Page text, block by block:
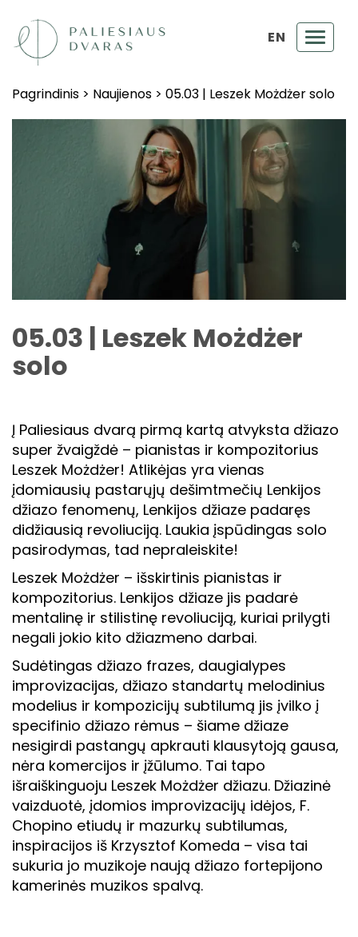
EN
Pagrindinis > Naujienos > 05.03 | Leszek Możdżer solo
05.03 | Leszek Możdżer
solo
Į Paliesiaus dvarą pirmą kartą atvyksta džiazo
super žvaigždė – pianistas ir kompozitorius
Leszek Możdżer! Atlikėjas yra vienas
įdomiausių pastarųjų dešimtmečių Lenkijos
džiazo fenomenų, Lenkijos džiaze padaręs
didžiausią revoliuciją. Laukia įspūdingas solo
pasirodymas, tad nepraleiskite!
Leszek Możdżer – išskirtinis pianistas ir
kompozitorius. Lenkijos džiaze jis padarė
mentalinę ir stilistinę revoliuciją, kuriai prilygti
negali jokio kito džiazmeno darbai.
Sudėtingas džiazo frazes, daugialypes
improvizacijas, džiazo standartų melodinius
modelius ir kompozicijų subtilumą jis įvilko į
specifinio džiazo rėmus – šiame džiaze
nesigirdi pastangų apkrauti klausytoją gausa,
nėra komercijos ir įžūlumo. Tai tapo
išraiškinguoju Leszek Możdżer džiazu. Džiazinė
vaizduotė, įdomios improvizacijų idėjos, F.
Chopino etiudų ir mazurkų subtilumas,
inspiracijos iš Krzysztof Komeda – visa tai
sukuria jo muzikoje naują džiazo fortepijono
kamerinės muzikos spalvą.